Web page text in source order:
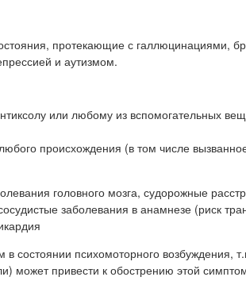
протекающие с галлюцинациями,
и аутизмом.
или любому из вспомогательных
происхождения (в том числе
головного мозга, судорожные
заболевания в анамнезе (риск
в состоянии психомоторного возбуждения,
может привести к обострению этой